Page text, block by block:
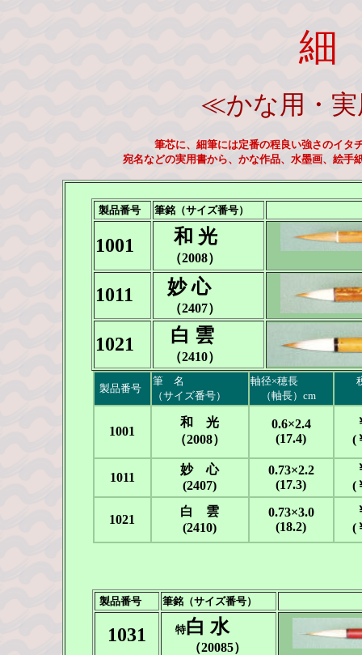
≪かな用・
筆芯に、細筆には定番の程良い強さのイタ
宛名などの実用書から、かな作品、水墨画、絵手
製品番号 筆銘（サイズ番号）
1001 和 光
（2008）
1011 妙 心
（2407）
1021 白 雲
（2410）
製品番号
筆 名
（サイズ番号）
軸径×穂長
（軸長）cm
税
1001
和 光
（2008）
0.6×2.4
(17.4)
(
1011
妙 心
(2407)
0.73×2.2
(17.3)
(
1021
白 雲
(2410)
0.73×3.0
(18.2)
(
製品番号 筆銘（サイズ番号）
1031 特白 水
（20085）